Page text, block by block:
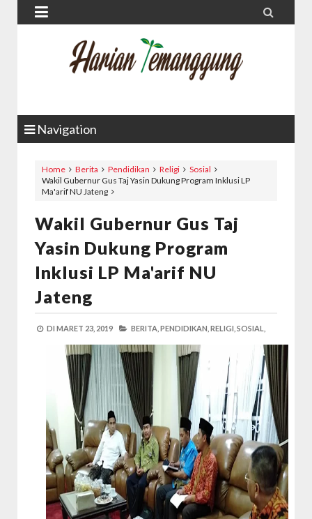
 
Navigation
Home Berita Pendidikan Religi
Sosial
Wakil Gubernur Gus Taj Yasin Dukung Program Inklusi LP
Ma'arif NU Jateng
Wakil Gubernur Gus Taj
Yasin Dukung Program
Inklusi LP Ma'arif NU
Jateng
DI MARET 23, 2019 BERITA, PENDIDIKAN, RELIGI, SOSIAL,